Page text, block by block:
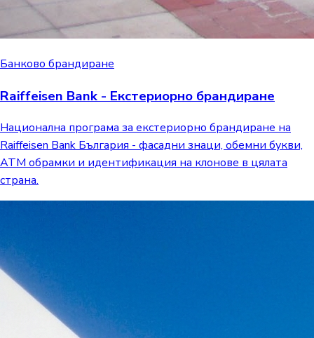
Банково брандиране
Raiffeisen Bank - Екстериорно брандиране
Национална програма за екстериорно брандиране на
Raiffeisen Bank България - фасадни знаци, обемни букви,
ATM обрамки и идентификация на клонове в цялата
страна.